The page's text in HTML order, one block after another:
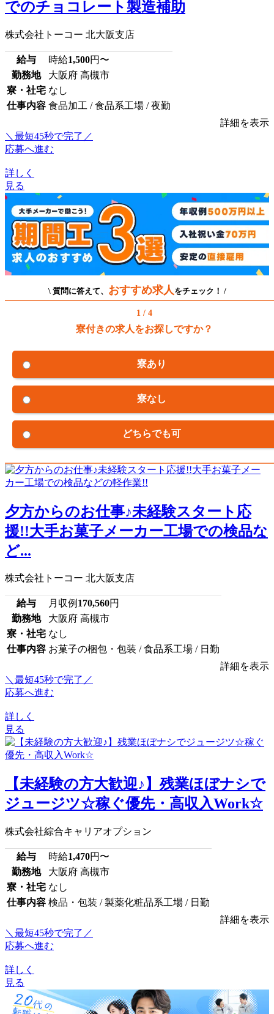
でのチョコレート製造補助
株式会社トーコー 北大阪支店
給与 時給1,500円〜
勤務地
大阪府 高槻市
寮・社宅 なし
仕事内容 食品加工 / 食品系工場 / 夜勤
詳細を表示
＼最短45秒で完了／
応募へ進む
詳しく
見る
\ 質問に答えて、 おすすめ求人 をチェック！ /
1 / 4
寮付きの求人をお探しですか？
寮あり
寮なし
どちらでも可
夕方からのお仕事♪未経験スタート応
援!!大手お菓子メーカー工場での検品な
ど...
株式会社トーコー 北大阪支店
給与 月収例 170,560円
勤務地
大阪府 高槻市
寮・社宅 なし
仕事内容 お菓子の梱包・包装 / 食品系工場 / 日勤
詳細を表示
＼最短45秒で完了／
応募へ進む
詳しく
見る
【未経験の方大歓迎♪】残業ほぼナシで
ジュージツ☆稼ぐ優先・高収入Work☆
株式会社綜合キャリアオプション
給与 時給1,470円〜
勤務地
大阪府 高槻市
寮・社宅 なし
仕事内容 検品・包装 / 製薬化粧品系工場 / 日勤
詳細を表示
＼最短45秒で完了／
応募へ進む
詳しく
見る